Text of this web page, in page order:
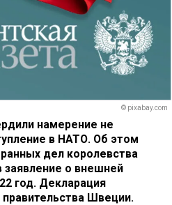
© pixabay.com
намерение не
в НАТО. Об этом
дел королевства
заявление о внешней
год. Декларация
правительства Швеции.